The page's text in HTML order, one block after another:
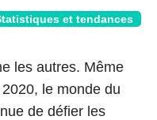
et tendances
les autres. Même
le monde du
de défier les